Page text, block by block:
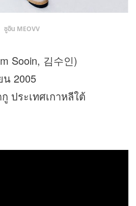
ซูอิน MEOVV
Sooin, 김수인)
น 2005
ประเทศเกาหลีใต้